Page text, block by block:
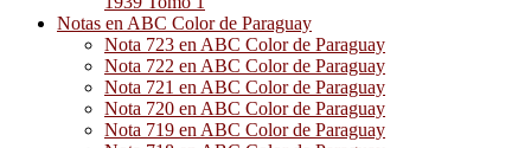
Notas en ABC Color de Paraguay
Nota 723 en ABC Color de Paraguay
Nota 722 en ABC Color de Paraguay
Nota 721 en ABC Color de Paraguay
Nota 720 en ABC Color de Paraguay
Nota 719 en ABC Color de Paraguay